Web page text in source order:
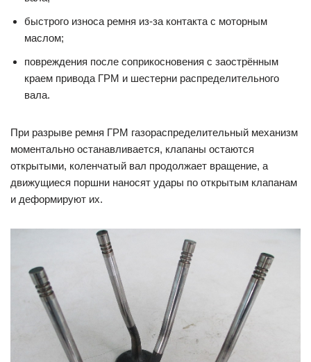
быстрого износа ремня из-за контакта с моторным
маслом;
повреждения после соприкосновения с заострённым
краем привода ГРМ и шестерни распределительного
вала.
При разрыве ремня ГРМ газораспределительный механизм
моментально останавливается, клапаны остаются
открытыми, коленчатый вал продолжает вращение, а
движущиеся поршни наносят удары по открытым клапанам
и деформируют их.